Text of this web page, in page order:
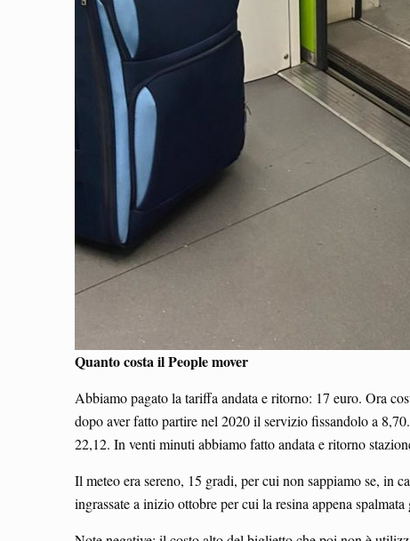
Quanto costa il People mover
Abbiamo pagato la tariffa andata e ritorno: 17 euro. Ora
dopo aver fatto partire nel 2020 il servizio fissandolo a
22,12. In venti minuti abbiamo fatto andata e ritorno
Il meteo era sereno, 15 gradi, per cui non sappiamo se, in
ingrassate a inizio ottobre per cui la resina appena